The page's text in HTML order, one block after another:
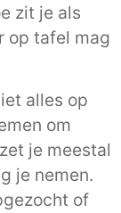
zit je als
op tafel mag
alles op
om
je meestal
je nemen.
of